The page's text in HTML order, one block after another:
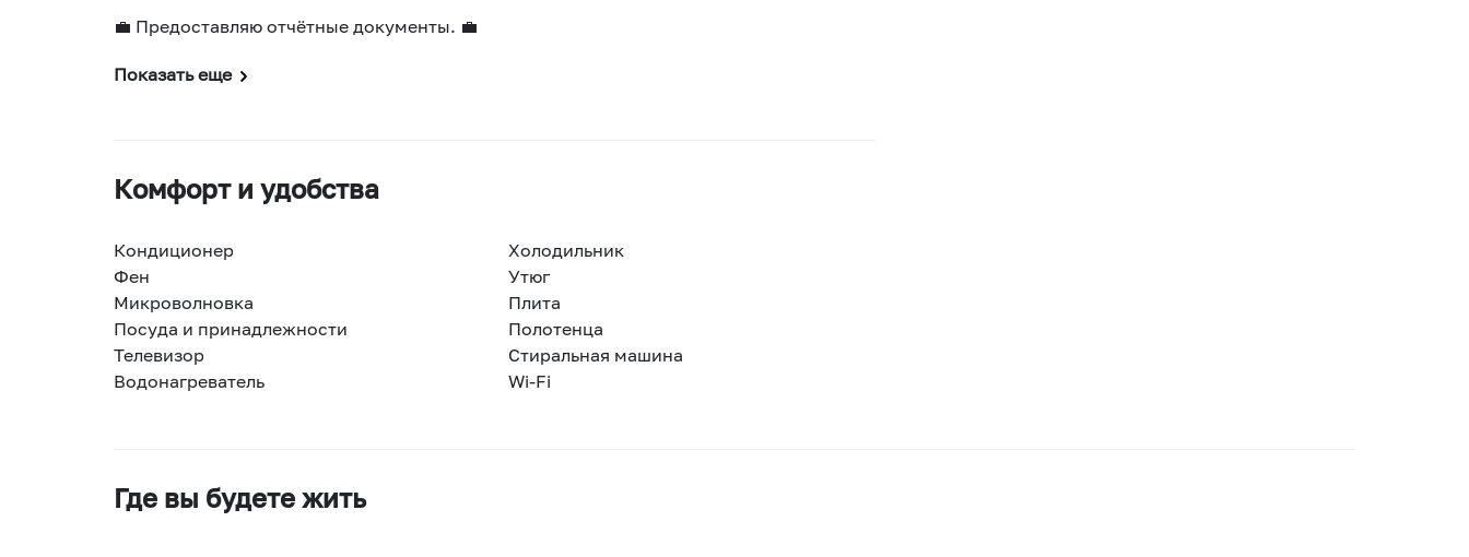
💼 Предоставляю отчётные документы. 💼
Показать еще
Комфорт и удобства
Кондиционер
Холодильник
Фен
Утюг
Микроволновка
Плита
Посуда и принадлежности
Полотенца
Телевизор
Стиральная машина
Водонагреватель
Wi-Fi
Где вы будете жить